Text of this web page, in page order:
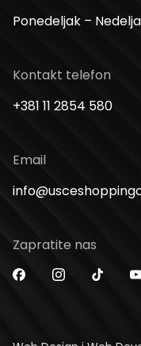
Ponedeljak –
Kontakt telefon
+381 11 2854 580
Email
Zapratite nas